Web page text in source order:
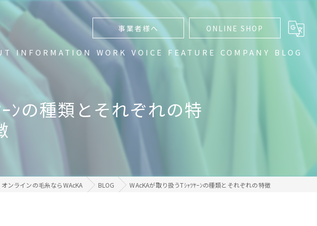
事業者様へ ONLINE SHOP
不要Tシャツ回収中
容
INFORMATION WORK VOICE FEATURE
編み物
グラデーション
COMPANY BLOG
ﾝの種類とそれぞれの特
オンラインの毛糸ならWAcKA BLOG WAcKAが取り扱うTｼｬﾂﾔｰﾝの種類とそれぞれの特徴